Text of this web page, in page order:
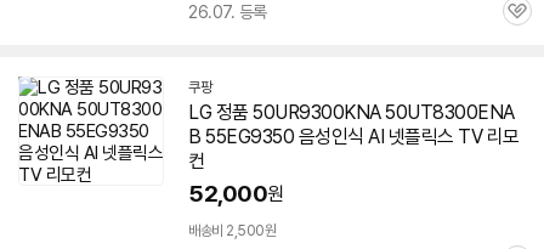
26.07. 등록
관
쿠팡
LG 정품 50UR9300KNA 50UT8300ENA
B 55EG9350 음성인식 AI 넷플릭스 TV 리모
컨
52,000원
배송비 2,500원